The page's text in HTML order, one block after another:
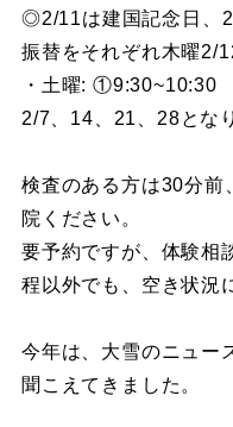
◎2/11は建国記念日、
振替をそれぞれ木曜2/
・土曜:
2/7、14、21、28とな
検査のある方は30分前
院ください。
要予約ですが、体験相
程以外でも、空き状況
今年は、大雪のニュー
聞こえてきました。